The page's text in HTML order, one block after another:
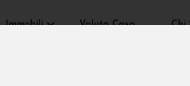
Immobili Valuta Casa Chi